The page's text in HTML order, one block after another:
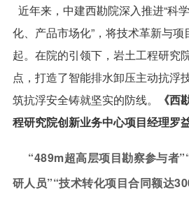
近年来，中建西勘院深入推进“科
化、产品市场化”，将技术革新与
起。在院的引领下，岩土工程研究
点，打造了智能排水卸压主动抗浮
筑抗浮安全铸就坚实的防线。
《西
程研究院创新业务中心项目经理罗益
“489m超高层项目勘察参与者
研人员”“技术转化项目合同额达